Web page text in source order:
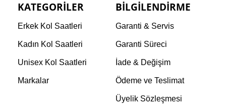
KATEGORILER
Erkek Kol Saatleri
Kadın Kol Saatleri
Unisex Kol Saatleri
Markalar
BILGILENDIRME
Garanti & Servis
Garanti Süreci
İade & Değişim
Ödeme ve Teslimat
Üyelik Sözleşmesi